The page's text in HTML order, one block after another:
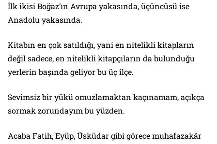
İlk ikisi Boğaz’ın Avrupa yakasında, üçüncüsü ise
Anadolu yakasında.
Kitabın en çok satıldığı, yani en nitelikli kitapların
değil sadece, en nitelikli kitapçıların da bulunduğu
yerlerin başında geliyor bu üç ilçe.
Sevimsiz bir yükü omuzlamaktan kaçınamam, açıkça
sormak zorundayım bu yüzden.
Acaba Fatih, Eyüp, Üsküdar gibi görece muhafazakâr